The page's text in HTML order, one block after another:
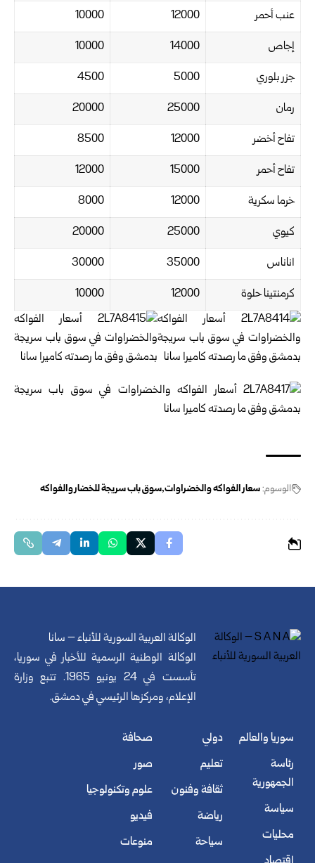
عنب أحمر
12000
10000
إجاص
14000
10000
جزر بلوري
5000
4500
رمان
25000
20000
تفاح أخضر
12000
8500
تفاح أحمر
15000
12000
خرما سكرية
12000
8000
كيوي
25000
20000
اناناس
35000
30000
كرمنتينا حلوة
12000
10000
الوسوم:سعار الفواكه والخضراوات سوق باب سريجة للخضار والفواكه
الوكالة العربية السورية للأنباء – سانا
الوكالة الوطنية الرسمية للأخبار في سوريا،
تأسست في 24 يونيو 1965. تتبع وزارة
الإعلام، ومركزها الرئيسي في دمشق.
سوريا والعالم
رئاسة
الجمهورية
سياسة
محليات
دولي
تعليم
ثقافة وفنون
رياضة
سياحة
صحافة
صور
علوم وتكنولوجيا
فيديو
منوعات